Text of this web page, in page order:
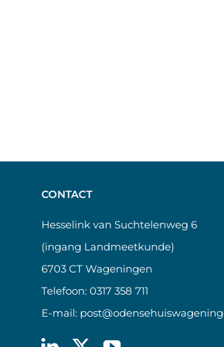
CONTACT
Hesselink van Suchtelenweg 6
(ingang Landmeetkunde)
6703 CT Wageningen
Telefoon: 0317 358 711
E-mail: